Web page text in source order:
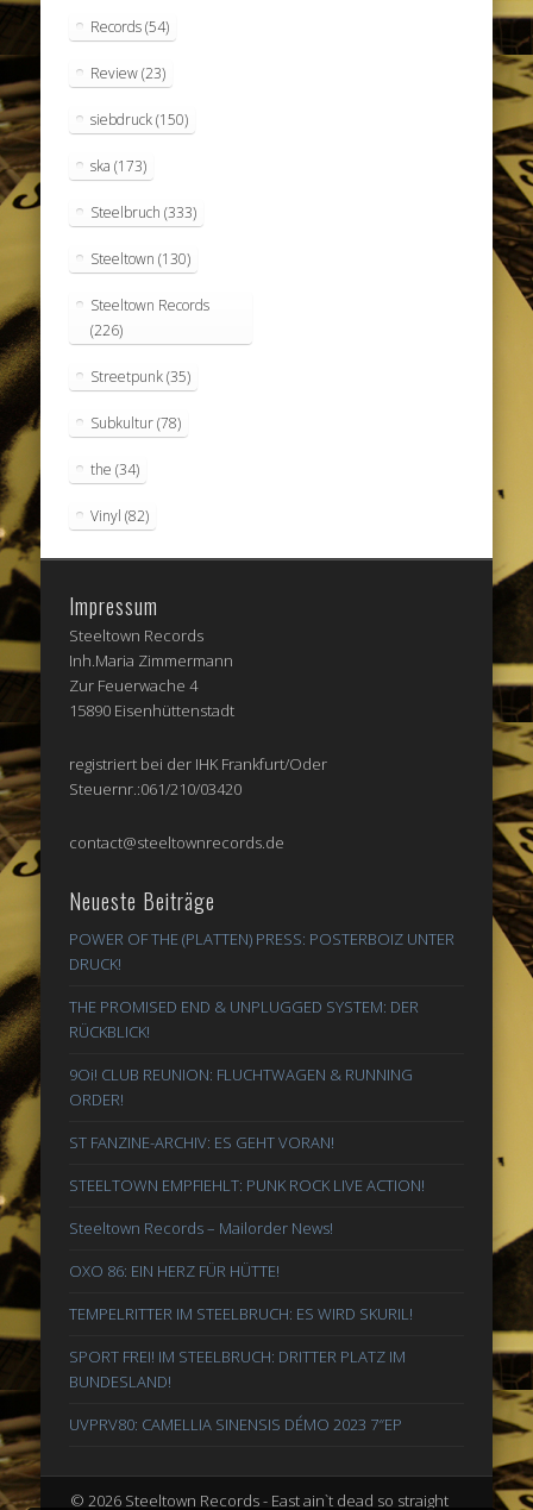
Records(54)
Review(23)
siebdruck(150)
ska (173)
Steelbruch (333)
Steeltown (130)
Steeltown Records
(226)
Streetpunk(35)
Subkultur(78)
the (34)
Vinyl (82)
Impressum
Steeltown Records
Inh.Maria Zimmermann
Zur Feuerwache 4
15890 Eisenhüttenstadt
registriert bei der IHK Frankfurt/Oder
Steuernr.:061/210/03420
contact@steeltownrecords.de
Neueste Beiträge
POWER OF THE (PLATTEN) PRESS: POSTERBOIZ UNTER
DRUCK!
THE PROMISED END & UNPLUGGED SYSTEM: DER
RÜCKBLICK!
9Oi! CLUB REUNION: FLUCHTWAGEN & RUNNING
ORDER!
ST FANZINE-ARCHIV: ES GEHT VORAN!
STEELTOWN EMPFIEHLT: PUNK ROCK LIVE ACTION!
Steeltown Records – Mailorder News!
OXO 86: EIN HERZ FÜR HÜTTE!
TEMPELRITTER IM STEELBRUCH: ES WIRD SKURIL!
SPORT FREI! IM STEELBRUCH: DRITTER PLATZ IM
BUNDESLAND!
UVPRV80: CAMELLIA SINENSIS DÉMO 2023 7″EP
© 2026 Steeltown Records - East ain`t dead so straight